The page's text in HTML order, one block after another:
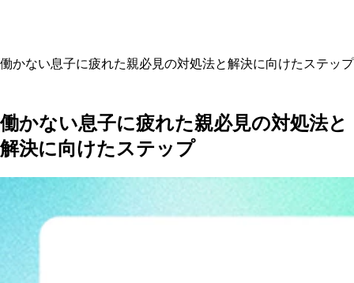
働かない息子に疲れた親必見の対処法と解決に向けたステップ
働かない息子に疲れた親必見の対処法と
解決に向けたステップ